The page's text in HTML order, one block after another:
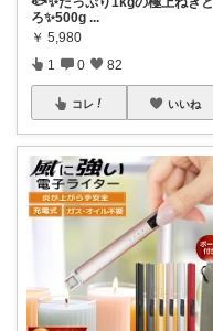
ろ✨500g ...
￥ 5,980
1 0 82
コレ いいね